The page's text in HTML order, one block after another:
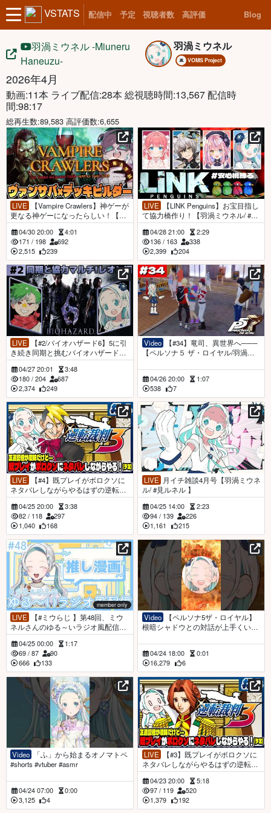
VSTATS 配信中 予定 視聴者数 高評価 Blog
羽渦ミウネル -Miuneru
Haneuzu-
羽渦ミウネル
VOMS Project
2026年4月
動画:11本 ライブ配信:28本 総視聴時間:13,567 配信時
間:98:17
総再生数:89,583 高評価数:6,655
LIVE
更なる神ゲーになったらしい！【羽
渦ミウネル/#見ルネル 】
04/30 20:00
4:01
171 / 198
692
2,515
239
LIVE
て協力橋作り！【羽渦ミウネル/ #安
心桃練る 】
04/28 21:00
2:29
136 / 163
338
2,399
204
LIVE
き続き同期と挑むバイオハザード
6！【羽渦ミウネル/大門地リューゴ
ン/#リューネル 】
04/27 20:01
3:48
180/ 204
687
2,374
249
Video
【ペルソナ５ ザ・ロイヤル/羽渦ミ
04/26 20:00
1:07
538
7
LIVE
ネタバレしながらやるはずの逆転裁
判3！/第2話2回目法廷【羽渦ミウネ
ル/ #見ルネル 】
04/25 20:00
3:38
82/ 118
297
1,040
168
LIVE
ル/ #見ルネル 】
04/25 14:00
2:23
94 / 139
226
1,161
215
member only
LIVE
ネルさんのゆる～いラジオ風配信！
【羽渦ミウネル】
04/25 00:00
1:17
69/ 87
90
666
133
Video
根暗シャドウとの対話が上手くいか
【切り抜き】
04/24 18:00
0:01
16,279
6
Video
#shorts #vtuber #asmr
04/24 07:00
0:00
3,125
4
LIVE
ネタバレしながらやるはずの逆転裁
判3！/第2話法廷【羽渦ミウネル/ #見
ルネル 】
04/23 20:00
5:18
97 / 119
520
1,379
192